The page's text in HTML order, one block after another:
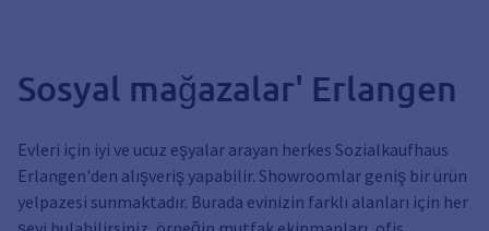
Sosyal mağazalar' Erlangen
Evleri için iyi ve ucuz eşyalar arayan herkes Sozialkaufhaus
Erlangen'den alışveriş yapabilir. Showroomlar geniş bir ürün
yelpazesi sunmaktadır. Burada evinizin farklı alanları için her